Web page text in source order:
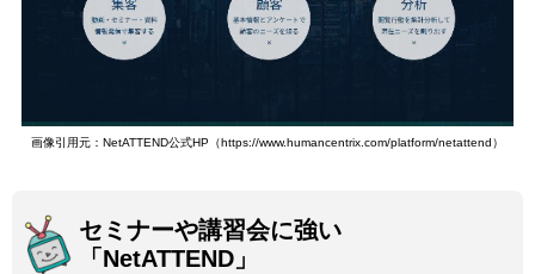
画像引用元：NetATTEND公式HP（https://www.humancentrix.com/platform/netattend）
セミナーや講習会に強い
「NetATTEND」